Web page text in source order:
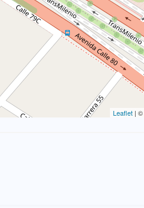
Leaflet | ©